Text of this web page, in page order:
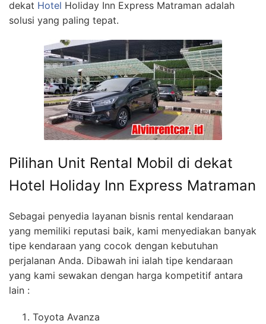
dekat Hotel Holiday Inn Express Matraman adalah
solusi yang paling tepat.
Pilihan Unit Rental Mobil di dekat
Hotel Holiday Inn Express Matraman
Sebagai penyedia layanan bisnis rental kendaraan
yang memiliki reputasi baik, kami menyediakan banyak
tipe kendaraan yang cocok dengan kebutuhan
perjalanan Anda. Dibawah ini ialah tipe kendaraan
yang kami sewakan dengan harga kompetitif antara
lain :
Toyota Avanza